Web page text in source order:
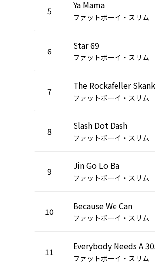
5 Ya Mama
ファットボーイ・スリム
6 Star 69
ファットボーイ・スリム
7 The Rockafeller Skank
ファットボーイ・スリム
8 Slash Dot Dash
ファットボーイ・スリム
9 Jin Go Lo Ba
ファットボーイ・スリム
10 Because We Can
ファットボーイ・スリム
11 Everybody Needs A
ファットボーイ・スリム